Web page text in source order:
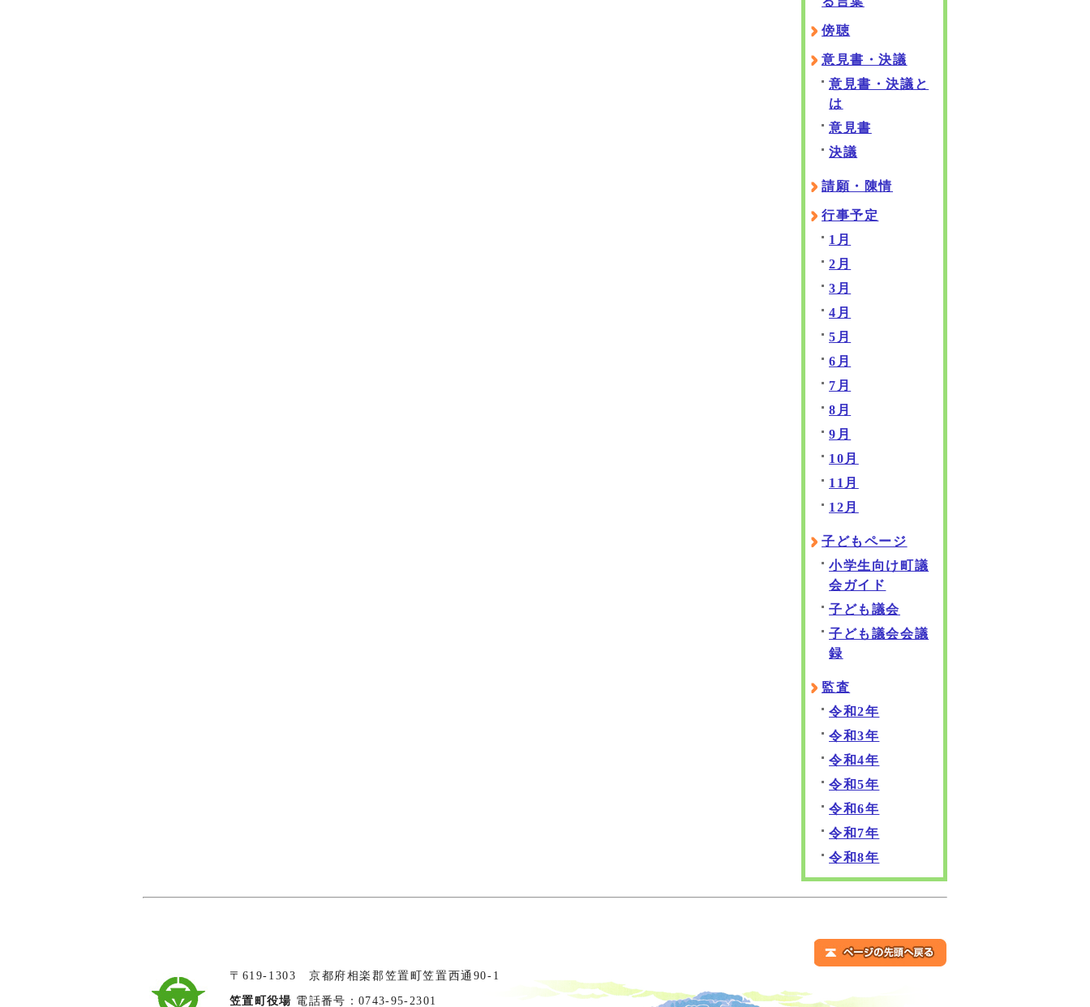
傍聴
意見書・決議
意見書・決議と
は
意見書
決議
請願・陳情
行事予定
1月
2月
3月
4月
5月
6月
7月
8月
9月
10月
11月
12月
子どもページ
小学生向け町議
会ガイド
子ども議会
子ども議会会議
録
監査
令和2年
令和3年
令和4年
令和5年
令和6年
令和7年
令和8年
〒619-1303 京都府相楽郡笠置町笠置西通90-1
笠置町役場 電話番号：0743-95-2301